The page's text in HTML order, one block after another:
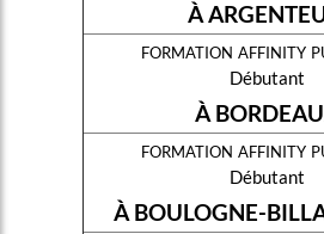
À
formation affinity
Débutant
À
formation affinity
Débutant
À BOULOGNE-